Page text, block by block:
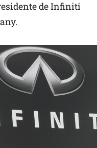
de Infiniti